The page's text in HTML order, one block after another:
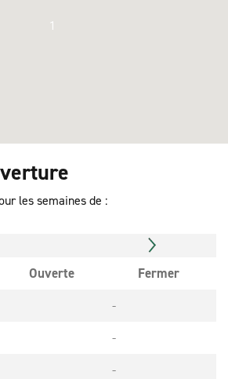
1
les semaines de :
Ouverte
Fermer
-
-
-